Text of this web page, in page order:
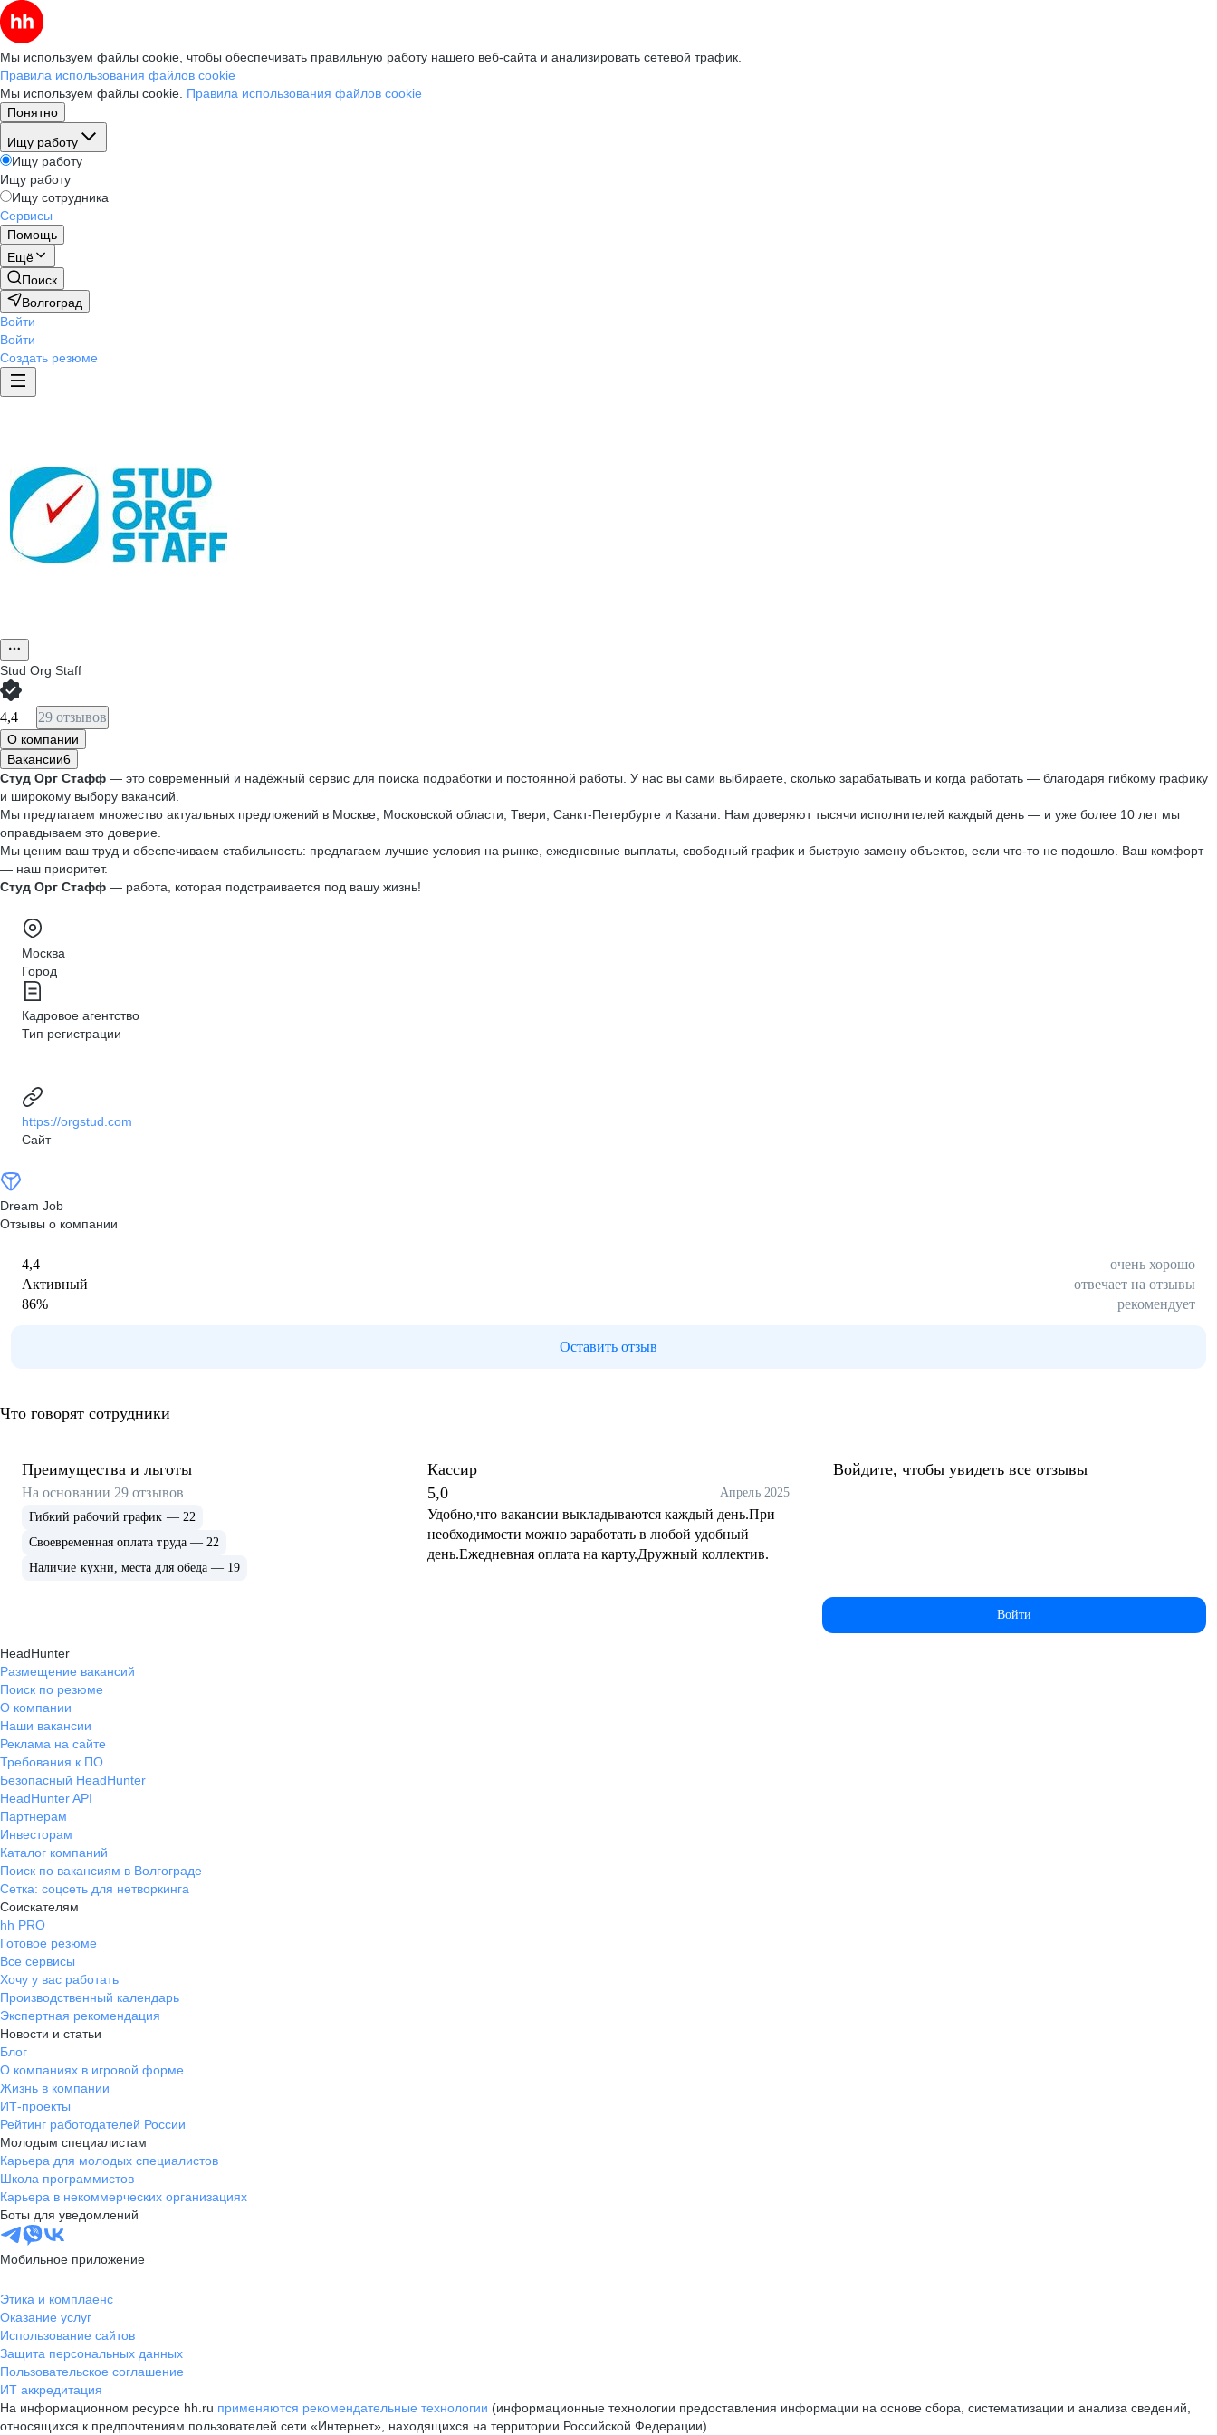
Мы используем файлы cookie, чтобы обеспечивать правильную работу нашего веб-сайта и анализировать сетевой трафик.
Правила использования файлов cookie
Мы используем файлы cookie. Правила использования файлов cookie
Понятно
Ищу работу
Ищу работу
Ищу работу
Ищу сотрудника
Сервисы
Помощь
Ещё
Поиск
Волгоград
Войти
Войти
Создать резюме
Stud Org Staff
4,4 29 отзывов
О компании
Вакансии6
Студ Орг Стафф — это современный и надёжный сервис для поиска подработки и постоянной работы. У нас вы сами выбираете, сколько зарабатывать и когда работать — благодаря гибкому графику
и широкому выбору вакансий.
Мы предлагаем множество актуальных предложений в Москве, Московской области, Твери, Санкт-Петербурге и Казани. Нам доверяют тысячи исполнителей каждый день — и уже более 10 лет мы
оправдываем это доверие.
Мы ценим ваш труд и обеспечиваем стабильность: предлагаем лучшие условия на рынке, ежедневные выплаты, свободный график и быструю замену объектов, если что-то не подошло. Ваш комфорт
— наш приоритет.
Студ Орг Стафф — работа, которая подстраивается под вашу жизнь!
Москва
Город
Кадровое агентство
Тип регистрации
https://orgstud.com
Сайт
Dream Job
Отзывы о компании
4,4
очень хорошо
Активный
отвечает на отзывы
86% рекомендует
Оставить отзыв
Что говорят сотрудники
Преимущества и льготы
На основании 29 отзывов
Гибкий рабочий график — 22
Своевременная оплата труда — 22
Наличие кухни, места для обеда — 19
Кассир
5,0
Апрель 2025
Удобно,что вакансии выкладываются каждый день.При
необходимости можно заработать в любой удобный
день.Ежедневная оплата на карту.Дружный коллектив.
Войдите, чтобы увидеть все отзывы
Войти
HeadHunter
Размещение вакансий
Поиск по резюме
О компании
Наши вакансии
Реклама на сайте
Требования к ПО
Безопасный HeadHunter
HeadHunter API
Партнерам
Инвесторам
Каталог компаний
Поиск по вакансиям в Волгограде
Сетка: соцсеть для нетворкинга
Соискателям
hh PRO
Готовое резюме
Все сервисы
Хочу у вас работать
Производственный календарь
Экспертная рекомендация
Новости и статьи
Блог
О компаниях в игровой форме
Жизнь в компании
ИТ-проекты
Рейтинг работодателей России
Молодым специалистам
Карьера для молодых специалистов
Школа программистов
Карьера в некоммерческих организациях
Боты для уведомлений
Мобильное приложение
Этика и комплаенс
Оказание услуг
Использование сайтов
Защита персональных данных
Пользовательское соглашение
ИТ аккредитация
На информационном ресурсе hh.ru применяются рекомендательные технологии (информационные технологии предоставления информации на основе сбора, систематизации и анализа сведений,
относящихся к предпочтениям пользователей сети «Интернет», находящихся на территории Российской Федерации)